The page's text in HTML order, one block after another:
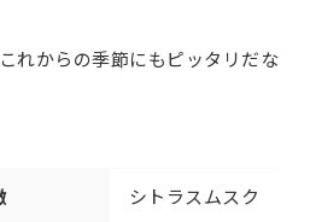
れからの季節にもピッタリだな
シトラスムスク